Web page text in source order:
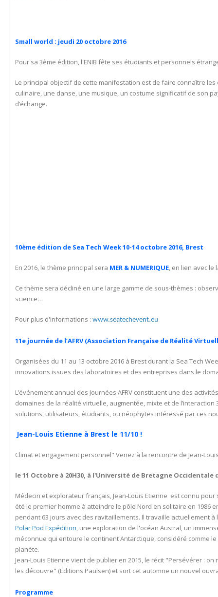
Small world : jeudi 20 octobre 2016
Pour sa 3ème édition, l'ENIB fête ses étudiants et personnels
Le principal objectif de cette manifestation est de faire connaître
culinaire, une danse, une musique, un costume significatif de son
d’échange.
10ème édition de Sea Tech Week 10-14 octobre 2016, Brest
En 2016, le thème principal sera MER & NUMERIQUE, en lien avec le
Ce thème sera décliné en une large gamme de sous-thèmes :
science…
Pour plus d'informations : www.seatechevent.eu
11e journée de l’AFRV (Association Française de Réalité
Organisées du 11 au 13 octobre 2016 à Brest durant la Sea Tech
innovations issues des laboratoires et des entreprises dans le
L’événement annuel des Journées AFRV constituent une des
domaines de la réalité virtuelle, augmentée, mixte et de
solutions, utilisateurs, étudiants, ou néophytes intéressé par ces
Jean-Louis Etienne à Brest le 11/10 !
Climat et engagement personnel" Venez à la rencontre de Jean-
le 11 Octobre à 20H30, à l'Université de Bretagne Occidentale
Médecin et explorateur français, Jean-Louis Etienne est connu
été le premier homme à atteindre le pôle Nord en solitaire en 1986
pendant 63 jours avec des ravitaillements. Il travaille actuellement
Polar Pod Expédition, une exploration de l'océan Austral, un
méconnue qui entoure le continent Antarctique, considéré comme
planète.
Jean-Louis Etienne vient de publier en 2015, le récit "Persévérer :
les découvre" (Editions Paulsen) et sort cet automne un nouvel
Programme